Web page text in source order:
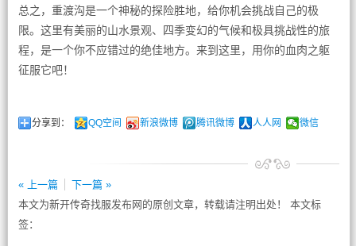
总之，重渡沟是一个神秘的探险胜地，给你机会挑战自己的极
限。这里有美丽的山水景观、四季变幻的气候和极具挑战性的旅
程，是一个你不应错过的绝佳地方。来到这里，用你的血肉之躯
征服它吧！
分享到： QQ空间 新浪微博 腾讯微博 人人网 微信
« 上一篇
下一篇 »
本文为新开传奇找服发布网的原创文章，转载请注明出处！ 本文标
签：